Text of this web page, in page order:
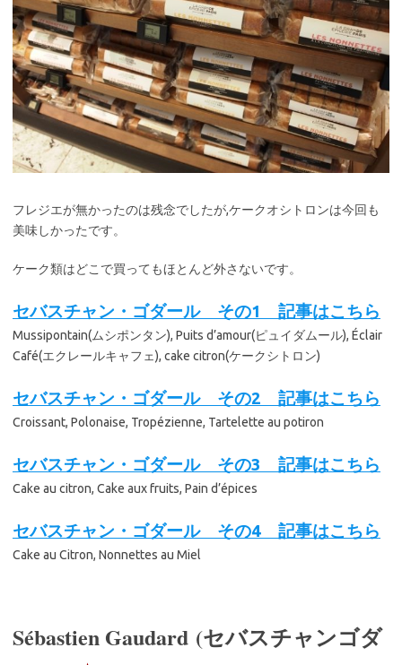
フレジエが無かったのは残念でしたが,ケークオシトロンは今回も
美味しかったです。
ケーク類はどこで買ってもほとんど外さないです。
セバスチャン・ゴダール その1 記事はこちら
Mussipontain(ムシポンタン), Puits d’amour(ピュイダムール), Éclair
Café(エクレールキャフェ), cake citron(ケークシトロン)
セバスチャン・ゴダール その2 記事はこちら
Croissant, Polonaise, Tropézienne, Tartelette au potiron
セバスチャン・ゴダール その3 記事はこちら
Cake au citron, Cake aux fruits, Pain d’épices
セバスチャン・ゴダール その4 記事はこちら
Cake au Citron, Nonnettes au Miel
Sébastien Gaudard (セバスチャンゴダ